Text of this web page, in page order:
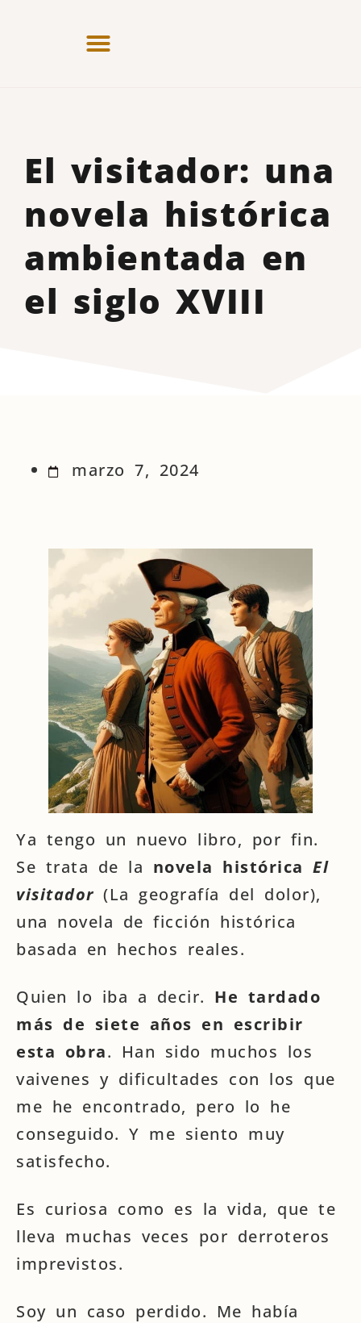
El visitador: una
novela histórica
ambientada en
el siglo XVIII
marzo 7, 2024
Ya tengo un nuevo libro, por fin.
Se trata de la novela histórica El
visitador (La geografía del dolor),
una novela de ficción histórica
basada en hechos reales.
Quien lo iba a decir. He tardado
más de siete años en escribir
esta obra. Han sido muchos los
vaivenes y dificultades con los que
me he encontrado, pero lo he
conseguido. Y me siento muy
satisfecho.
Es curiosa como es la vida, que te
lleva muchas veces por derroteros
imprevistos.
Soy un caso perdido. Me había